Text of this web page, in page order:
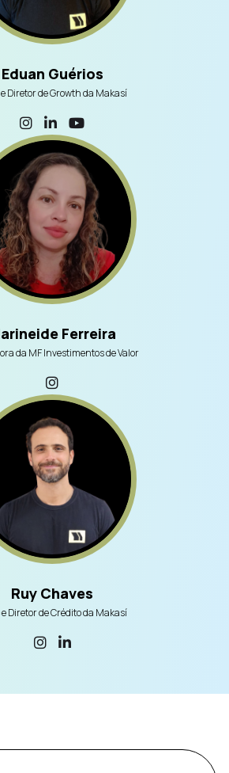
Eduan Guérios
e Diretor de Growth da Makasí
Ferreira
da MF Investimentos de Valor
Ruy Chaves
e Diretor de Crédito da Makasí